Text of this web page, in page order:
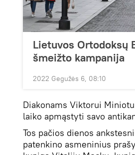
Lietuvos Ortodoksų
šmeižto kampanija
2022 Gegužės 6, 08:10
Diakonams Viktorui
laiko apmąstyti savo
Tos pačios dienos
patenkino asmeninius